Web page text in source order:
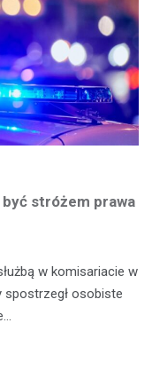
stróżem prawa
w komisariacie w
spostrzegł osobiste